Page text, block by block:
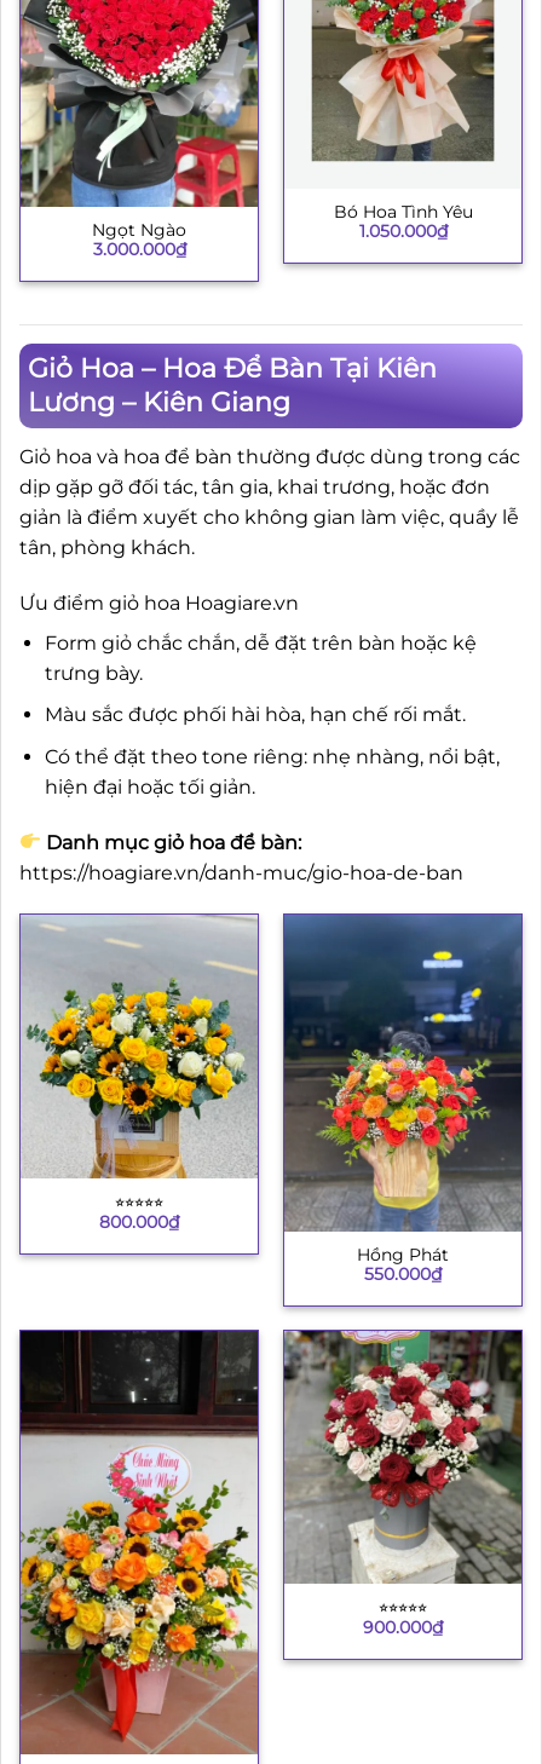
Ngọt Ngào
3.000.000₫
Bó Hoa Tình Yêu
1.050.000₫
Giỏ Hoa – Hoa Để Bàn Tại Kiên
Lương – Kiên Giang
Giỏ hoa và hoa để bàn thường được dùng trong các
dịp gặp gỡ đối tác, tân gia, khai trương, hoặc đơn
giản là điểm xuyết cho không gian làm việc, quầy lễ
tân, phòng khách.
Ưu điểm giỏ hoa Hoagiare.vn
Form giỏ chắc chắn, dễ đặt trên bàn hoặc kệ
trưng bày.
Màu sắc được phối hài hòa, hạn chế rối mắt.
Có thể đặt theo tone riêng: nhẹ nhàng, nổi bật,
hiện đại hoặc tối giản.
Danh mục giỏ hoa để bàn:
https://hoagiare.vn/danh-muc/gio-hoa-de-ban
⭐︎⭐︎⭐︎⭐︎⭐︎
800.000₫
Hồng Phát
550.000₫
⭐︎⭐︎⭐︎⭐︎⭐︎
900.000₫